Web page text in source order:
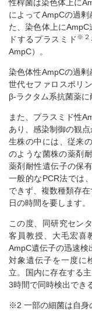
性桿菌は染色体上に
によってAmpCの過
た、染色体上に
ドするプラスミド ※２
AmpC）。
染色体性AmpCの過
世代セファロスポリ
β-ラクタム系抗菌薬に
また、プラスミド性
あり、感染制御の観
生株の中には、従来
のような菌株の薬剤
薬剤耐性遺伝子の保
一般的なPCR法では
できず、複数種類存
日の時間を要します。
この度、同研究セン
客員教授、大毛宏喜
AmpC遺伝子の迅速検
対象遺伝子を一度に
立。国内に存在する
3時間で同時検出でき
※2 一部の細菌は自身